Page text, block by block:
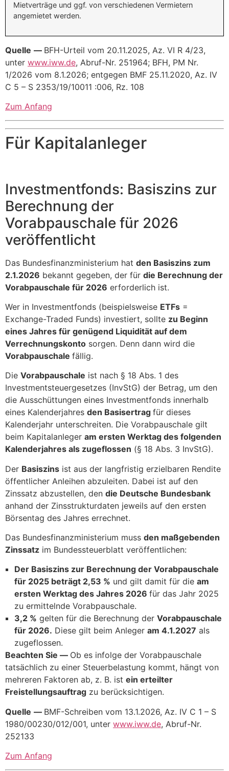
Mietverträge und ggf. von verschiedenen Vermietern
angemietet werden.
Quelle — BFH-Urteil vom 20.11.2025, Az. VI R 4/23,
unter www.iww.de, Abruf-Nr. 251964; BFH, PM Nr.
1/2026 vom 8.1.2026; entgegen BMF 25.11.2020, Az. IV
C 5 – S 2353/19/10011 :006, Rz. 108
Zum Anfang
Für Kapitalanleger
Investmentfonds: Basiszins zur
Berechnung der
Vorabpauschale für 2026
veröffentlicht
Das Bundesfinanzministerium hat den Basiszins zum
2.1.2026 bekannt gegeben, der für die Berechnung der
Vorabpauschale für 2026 erforderlich ist.
Wer in Investmentfonds (beispielsweise ETFs =
Exchange-Traded Funds) investiert, sollte zu Beginn
eines Jahres für genügend Liquidität auf dem
Verrechnungskonto sorgen. Denn dann wird die
Vorabpauschale fällig.
Die Vorabpauschale ist nach § 18 Abs. 1 des
Investmentsteuergesetzes (InvStG) der Betrag, um den
die Ausschüttungen eines Investmentfonds innerhalb
eines Kalenderjahres den Basisertrag für dieses
Kalenderjahr unterschreiten. Die Vorabpauschale gilt
beim Kapitalanleger am ersten Werktag des folgenden
Kalenderjahres als zugeflossen (§ 18 Abs. 3 InvStG).
Der Basiszins ist aus der langfristig erzielbaren Rendite
öffentlicher Anleihen abzuleiten. Dabei ist auf den
Zinssatz abzustellen, den die Deutsche Bundesbank
anhand der Zinsstrukturdaten jeweils auf den ersten
Börsentag des Jahres errechnet.
Das Bundesfinanzministerium muss den maßgebenden
Zinssatz im Bundessteuerblatt veröffentlichen:
Der Basiszins zur Berechnung der Vorabpauschale
für 2025 beträgt 2,53 % und gilt damit für die am
ersten Werktag des Jahres 2026 für das Jahr 2025
zu ermittelnde Vorabpauschale.
3,2 % gelten für die Berechnung der Vorabpauschale
für 2026. Diese gilt beim Anleger am 4.1.2027 als
zugeflossen.
Beachten Sie — Ob es infolge der Vorabpauschale
tatsächlich zu einer Steuerbelastung kommt, hängt von
mehreren Faktoren ab, z. B. ist ein erteilter
Freistellungsauftrag zu berücksichtigen.
Quelle — BMF-Schreiben vom 13.1.2026, Az. IV C 1 – S
1980/00230/012/001, unter www.iww.de, Abruf-Nr.
252133
Zum Anfang